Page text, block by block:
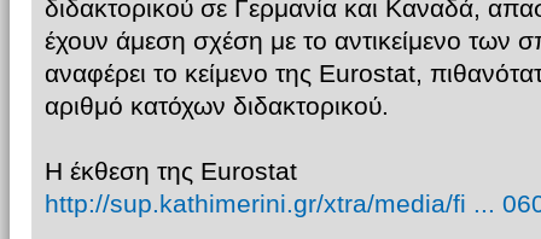
διδακτορικού σε Γερμανία και Καναδά,
έχουν άμεση σχέση με το αντικείμενο των
αναφέρει το κείμενο της Eurostat,
αριθμό κατόχων διδακτορικού.
Η έκθεση της Eurostat
http://sup.kathimerini.gr/xtra/media/fi ...